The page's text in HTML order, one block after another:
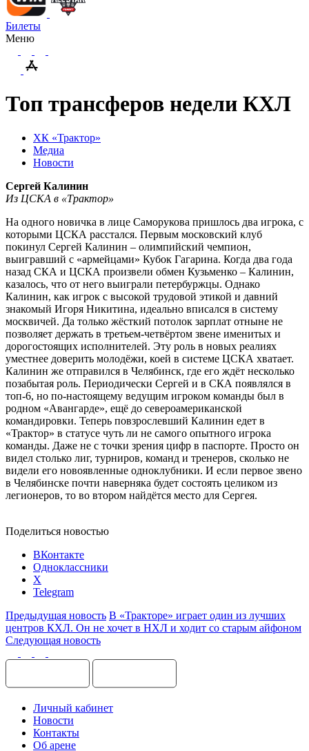
Билеты
Меню
Топ трансферов недели КХЛ
ХК «Трактор»
Медиа
Новости
Сергей Калинин
Из ЦСКА в «Трактор»
На одного новичка в лице Саморукова пришлось два игрока, с
которыми ЦСКА расстался. Первым московский клуб
покинул Сергей Калинин – олимпийский чемпион,
выигравший с «армейцами» Кубок Гагарина. Когда два года
назад СКА и ЦСКА произвели обмен Кузьменко – Калинин,
казалось, что от него выиграли петербуржцы. Однако
Калинин, как игрок с высокой трудовой этикой и давний
знакомый Игоря Никитина, идеально вписался в систему
москвичей. Да только жёсткий потолок зарплат отныне не
позволяет держать в третьем-четвёртом звене именитых и
дорогостоящих исполнителей. Эту роль в новых реалиях
уместнее доверить молодёжи, коей в системе ЦСКА хватает.
Калинин же отправился в Челябинск, где его ждёт несколько
позабытая роль. Периодически Сергей и в СКА появлялся в
топ-6, но по-настоящему ведущим игроком команды был в
родном «Авангарде», ещё до североамериканской
командировки. Теперь повзрослевший Калинин едет в
«Трактор» в статусе чуть ли не самого опытного игрока
команды. Даже не с точки зрения цифр в паспорте. Просто он
видел столько лиг, турниров, команд и тренеров, сколько не
видели его новоявленные одноклубники. И если первое звено
в Челябинске почти наверняка будет состоять целиком из
легионеров, то во втором найдётся место для Сергея.
Поделиться новостью
ВКонтакте
Одноклассники
X
Telegram
Предыдущая новость В «Тракторе» играет один из лучших
центров КХЛ. Он не хочет в НХЛ и ходит со старым айфоном
Следующая новость
Личный кабинет
Новости
Контакты
Об арене